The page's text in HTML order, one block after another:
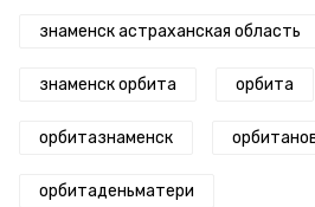
знаменск астраханская область
знаменск орбита орбита
орбитазнаменск
орбитаденьматери